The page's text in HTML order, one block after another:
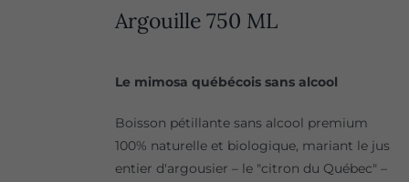
Argouille 750 ML
Le mimosa québécois sans alcool
Boisson pétillante sans alcool premium
100% naturelle et biologique, mariant le jus
entier d'argousier – le "citron du Québec" –